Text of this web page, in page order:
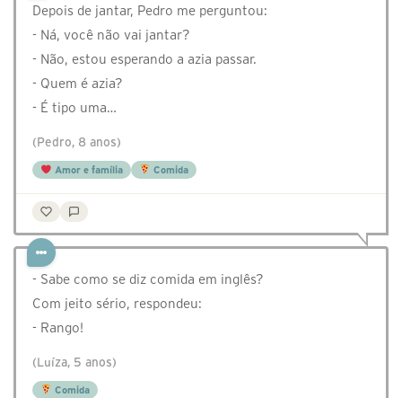
Depois de jantar, Pedro me perguntou:
- Ná, você não vai jantar?
- Não, estou esperando a azia passar.
- Quem é azia?
- É tipo uma…
(Pedro, 8 anos)
Amor e família Comida
- Sabe como se diz comida em inglês?
Com jeito sério, respondeu:
- Rango!
(Luíza, 5 anos)
Comida